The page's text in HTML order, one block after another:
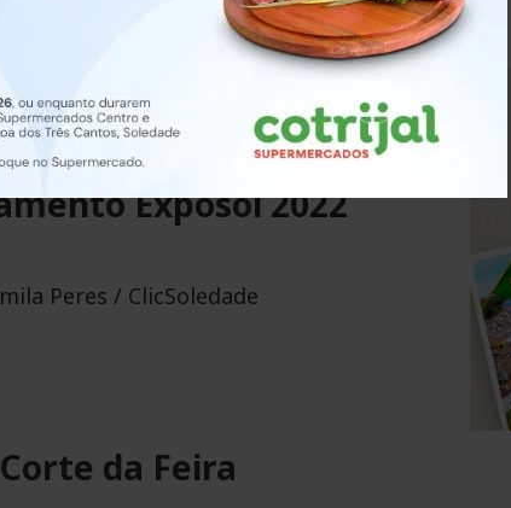
| Fotos: Camila Peres / ClicSoledade
Exposol 2022
Peres / ClicSoledade
da Feira